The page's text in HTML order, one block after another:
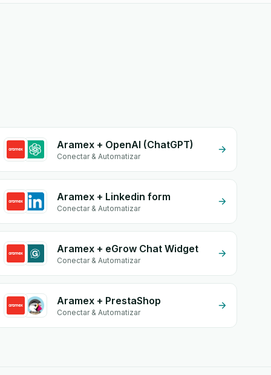
Aramex + OpenAI (ChatGPT)
Conectar & Automatizar
Aramex + Linkedin form
Conectar & Automatizar
Aramex + eGrow Chat Widget
Conectar & Automatizar
Aramex + PrestaShop
Conectar & Automatizar